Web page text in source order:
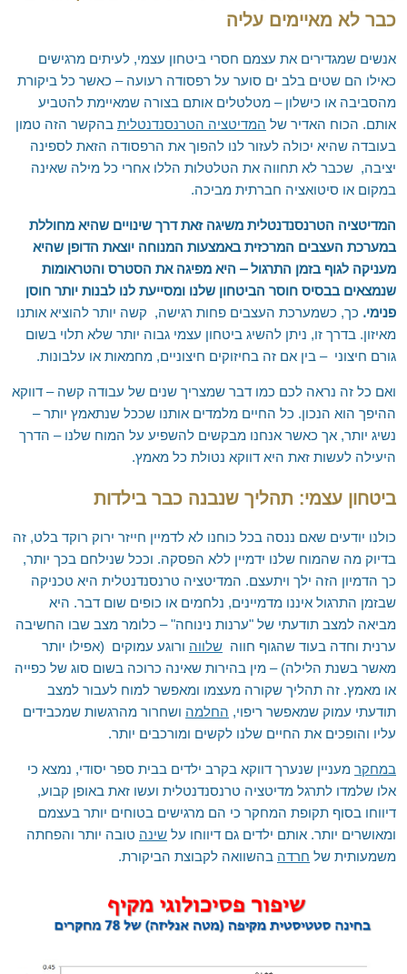
כבר לא מאיימים עליה
אנשים שמגדירים את עצמם חסרי ביטחון עצמי, לעיתים מרגישים
כאילו הם שטים בלב ים סוער על רפסודה רעועה – כאשר כל ביקורת
מהסביבה או כישלון – מטלטלים אותם בצורה שמאיימת להטביע
אותם. הכוח האדיר של המדיטציה הטרנסנדנטלית בהקשר הזה טמון
בעובדה שהיא יכולה לעזור לנו להפוך את הרפסודה הזאת לספינה
יציבה, שכבר לא תחווה את הטלטלות הללו אחרי כל מילה שאינה
במקום או סיטואציה חברתית מביכה.
המדיטציה הטרנסנדנטלית משיגה זאת דרך שינויים שהיא מחוללת
במערכת העצבים המרכזית באמצעות המנוחה יוצאת הדופן שהיא
מעניקה לגוף בזמן התרגול – היא מפיגה את הסטרס והטראומות
שנמצאים בבסיס חוסר הביטחון שלנו ומסייעת לנו לבנות יותר חוסן
פנימי. כך, כשמערכת העצבים פחות רגישה, קשה יותר להוציא אותנו
מאיזון. בדרך זו, ניתן להשיג ביטחון עצמי גבוה יותר שלא תלוי בשום
גורם חיצוני – בין אם זה בחיזוקים חיצוניים, מחמאות או עלבונות.
ואם כל זה נראה לכם כמו דבר שמצריך שנים של עבודה קשה – דווקא
ההיפך הוא הנכון. כל החיים מלמדים אותנו שככל שנתאמץ יותר –
נשיג יותר, אך כאשר אנחנו מבקשים להשפיע על המוח שלנו – הדרך
היעילה לעשות זאת היא דווקא נטולת כל מאמץ.
ביטחון עצמי: תהליך שנבנה כבר בילדות
כולנו יודעים שאם ננסה בכל כוחנו לא לדמיין חייזר ירוק רוקד בלט, זה
בדיוק מה שהמוח שלנו ידמיין ללא הפסקה. וככל שנילחם בכך יותר,
כך הדמיון הזה ילך ויתעצם. המדיטציה טרנסנדנטלית היא טכניקה
שבזמן התרגול איננו מדמיינים, נלחמים או כופים שום דבר. היא
מביאה למצב תודעתי של "ערנות נינוחה" – כלומר מצב שבו החשיבה
ערנית וחדה בעוד שהגוף חווה שלווה ורוגע עמוקים (אפילו יותר
מאשר בשנת הלילה) – מין בהירות שאינה כרוכה בשום סוג של כפייה
או מאמץ. זה תהליך שקורה מעצמו ומאפשר למוח לעבור למצב
תודעתי עמוק שמאפשר ריפוי, החלמה ושחרור מהרגשות שמכבידים
עליו והופכים את החיים שלנו לקשים ומורכבים יותר.
במחקר מעניין שנערך דווקא בקרב ילדים בבית ספר יסודי, נמצא כי
אלו שלמדו לתרגל מדיטציה טרנסנדנטלית ועשו זאת באופן קבוע,
דיווחו בסוף תקופת המחקר כי הם מרגישים בטוחים יותר בעצמם
ומאושרים יותר. אותם ילדים גם דיווחו על שינה טובה יותר והפחתה
משמעותית של חרדה בהשוואה לקבוצת הביקורת.